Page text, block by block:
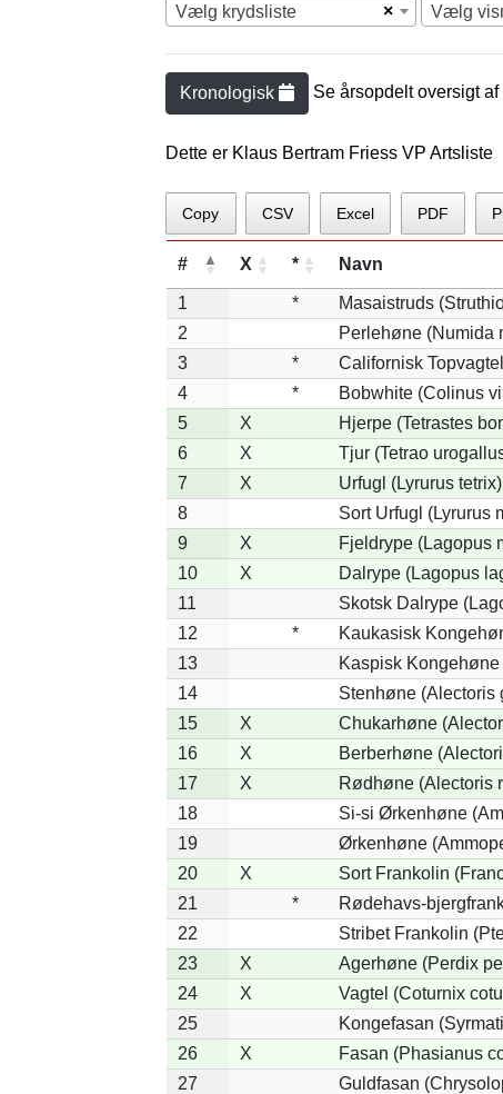
×
Vælg krydsliste Vælg
Kronologisk Se årsopdelt oversigt af
Dette er Klaus Bertram Friess VP Artsliste
Copy CSV Excel PDF
# X * Navn
1 *
Masaistruds
2
Perlehøne (Numida
3
*
Californisk
4
*
Bobwhite (Colinus
5
X Hjerpe (Tetrastes
6
X
Tjur (Tetrao
7
X
Urfugl (Lyrurus tetrix)
8
Sort Urfugl (Lyrurus
9
X Fjeldrype (Lagopus
10
X
Dalrype (Lagopus
11
Skotsk Dalrype
12
*
Kaukasisk
13
Kaspisk
14
Stenhøne (Alectoris
15
X
Chukarhøne
16
X
Berberhøne
17
X
Rødhøne (Alectoris
18
Si-si Ørkenhøne
19
Ørkenhøne
20
X Sort Frankolin
21
*
Rødehavs-
22
Stribet Frankolin
23
X
Agerhøne (Perdix
24
X
Vagtel (Coturnix
25
Kongefasan
26
X
Fasan (Phasianus
27
Guldfasan